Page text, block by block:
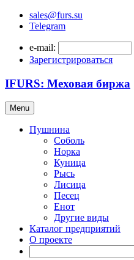
sales@furs.su
Telegram
e-mail:
Зарегистрироваться
IFURS: Меховая биржа
Menu
Пушнина
Соболь
Норка
Куница
Рысь
Лисица
Песец
Енот
Другие виды
Каталог предприятий
О проекте